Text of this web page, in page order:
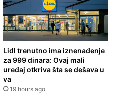
Lidl trenutno ima iznenađenje
za 999 dinara: Ovaj mali
uređaj otkriva šta se dešava u
va
19 hours ago